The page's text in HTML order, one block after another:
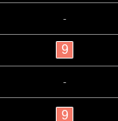
-
9
-
9